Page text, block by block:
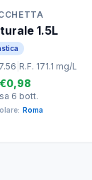
1.5L
R.F. 171.1 mg/L
€0,98
6 bott.
Roma